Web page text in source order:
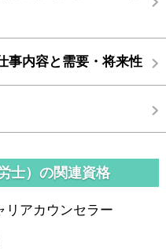
事内容と需要・将来性
士）の関連資格
リアカウンセラー